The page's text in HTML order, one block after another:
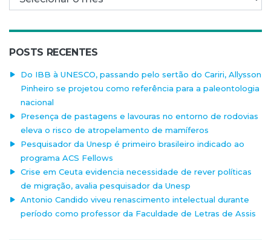
POSTS RECENTES
Do IBB à UNESCO, passando pelo sertão do Cariri, Allysson
Pinheiro se projetou como referência para a paleontologia
nacional
Presença de pastagens e lavouras no entorno de rodovias
eleva o risco de atropelamento de mamíferos
Pesquisador da Unesp é primeiro brasileiro indicado ao
programa ACS Fellows
Crise em Ceuta evidencia necessidade de rever políticas
de migração, avalia pesquisador da Unesp
Antonio Candido viveu renascimento intelectual durante
período como professor da Faculdade de Letras de Assis